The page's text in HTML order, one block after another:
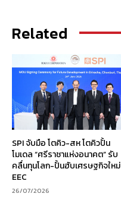
Related
SPI จับมือ โตคิว-สห โตคิวปั้น
โมเดล “ศรีราชาแห่งอนาคต” รับ
คลื่นทุนโลก-ปั้นฮับเศรษฐกิจใหม่
EEC
26/07/2026